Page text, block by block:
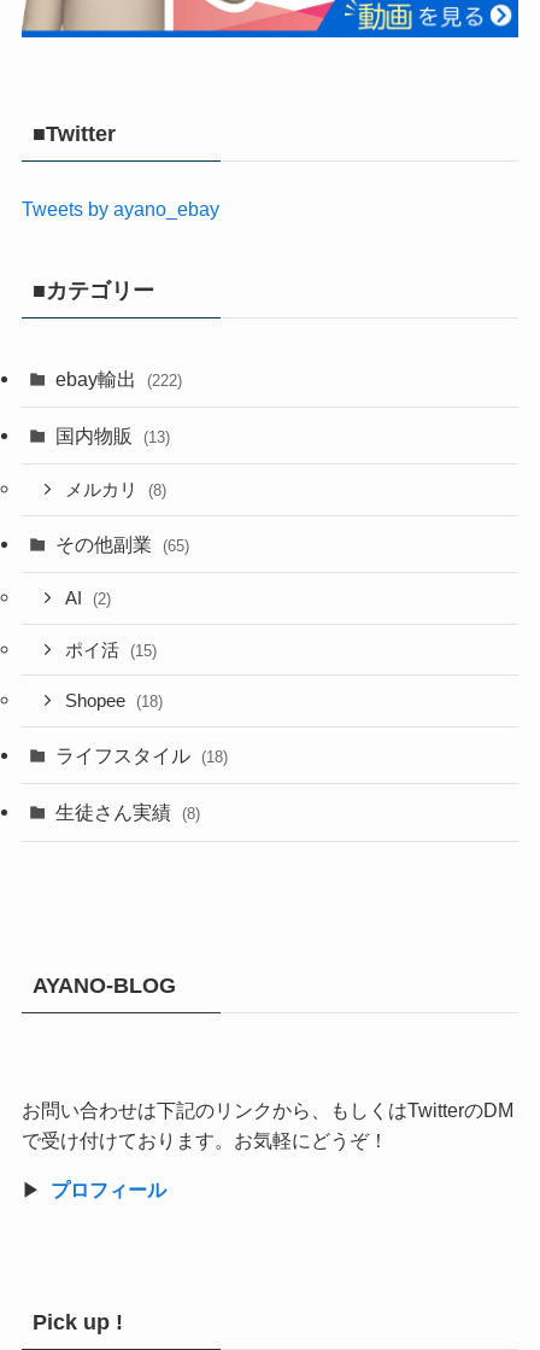
■Twitter
Tweets by ayano_ebay
■カテゴリー
ebay輸出 (222)
国内物販 (13)
メルカリ (8)
その他副業 (65)
AI (2)
ポイ活 (15)
Shopee (18)
ライフスタイル (18)
生徒さん実績 (8)
AYANO-BLOG
お問い合わせは下記のリンクから、もしくはTwitterのDM
で受け付けております。お気軽にどうぞ！
▶︎ プロフィール
Pick up !